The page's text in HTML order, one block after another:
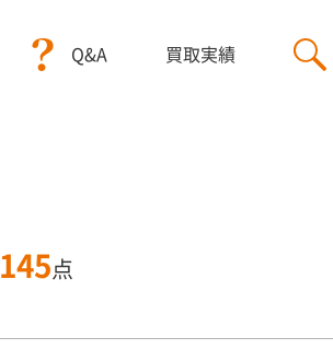
Q&A 買取実績
145 点